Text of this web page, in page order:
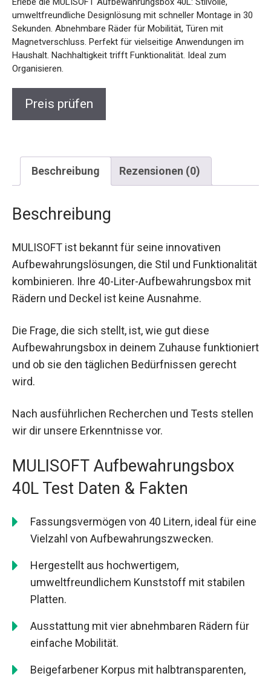
umweltfreundliche Designlösung mit schneller Montage in 30
Sekunden. Abnehmbare Räder für Mobilität, Türen mit
Magnetverschluss. Perfekt für vielseitige Anwendungen im
Haushalt. Nachhaltigkeit trifft Funktionalität. Ideal zum
Organisieren.
Preis prüfen
Beschreibung Rezensionen (0)
Beschreibung
MULISOFT ist bekannt für seine innovativen
Aufbewahrungslösungen, die Stil und Funktionalität
kombinieren. Ihre 40-Liter-Aufbewahrungsbox mit
Rädern und Deckel ist keine Ausnahme.
Die Frage, die sich stellt, ist, wie gut diese
Aufbewahrungsbox in deinem Zuhause funktioniert
und ob sie den täglichen Bedürfnissen gerecht
wird.
Nach ausführlichen Recherchen und Tests stellen
wir dir unsere Erkenntnisse vor.
MULISOFT Aufbewahrungsbox
40L Test Daten & Fakten
Fassungsvermögen von 40 Litern, ideal für eine
Vielzahl von Aufbewahrungszwecken.
Hergestellt aus hochwertigem,
umweltfreundlichem Kunststoff mit stabilen
Platten.
Ausstattung mit vier abnehmbaren Rädern für
einfache Mobilität.
Beigefarbener Korpus mit halbtransparenten,